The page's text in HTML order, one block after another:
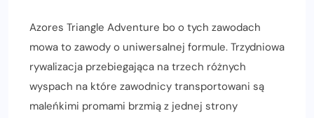
Azores Triangle Adventure bo o tych zawodach
mowa to zawody o uniwersalnej formule. Trzydniowa
rywalizacja przebiegająca na trzech różnych
wyspach na które zawodnicy transportowani są
maleńkimi promami brzmią z jednej strony